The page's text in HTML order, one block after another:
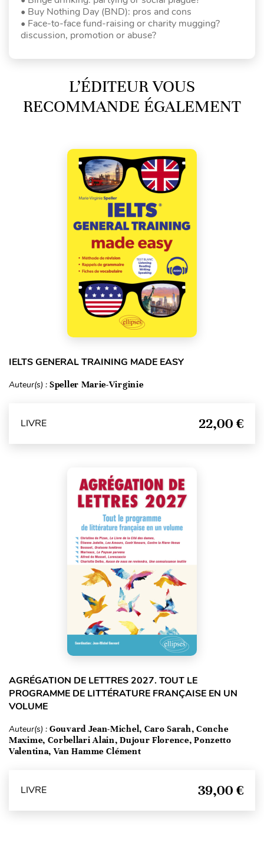
• Buy Nothing Day (BND): pros and cons
• Face-to-face fund-raising or charity mugging?
discussion, promotion or abuse?
L’ÉDITEUR VOUS
RECOMMANDE ÉGALEMENT
IELTS GENERAL TRAINING MADE EASY
Auteur(s) : Speller Marie-Virginie
LIVRE 22,00 €
AGRÉGATION DE LETTRES 2027. TOUT LE
PROGRAMME DE LITTÉRATURE FRANÇAISE EN UN
VOLUME
Auteur(s) : Gouvard Jean-Michel, Caro Sarah, Conche
Maxime, Corbellari Alain, Dujour Florence, Ponzetto
Valentina, Van Hamme Clément
LIVRE 39,00 €